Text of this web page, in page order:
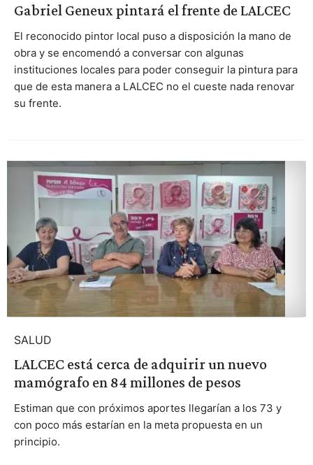
Gabriel Geneux pintará el frente de LALCEC
El reconocido pintor local puso a disposición la mano de
obra y se encomendó a conversar con algunas
instituciones locales para poder conseguir la pintura para
que de esta manera a LALCEC no el cueste nada renovar
su frente.
SALUD
LALCEC está cerca de adquirir un nuevo
mamógrafo en 84 millones de pesos
Estiman que con próximos aportes llegarían a los 73 y
con poco más estarían en la meta propuesta en un
principio.